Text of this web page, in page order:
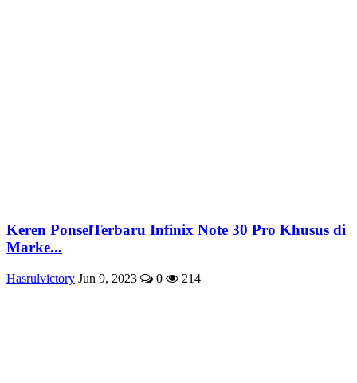
Keren PonselTerbaru Infinix Note 30 Pro Khusus di
Marke...
Hasrulvictory Jun 9, 2023 0 214